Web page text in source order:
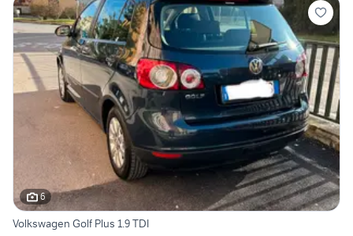
6
Volkswagen Golf Plus 1.9 TDI